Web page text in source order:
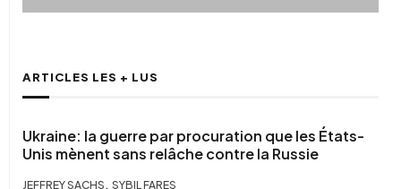
ARTICLES LES + LUS
Ukraine: la guerre par procuration que les États-
Unis mènent sans relâche contre la Russie
JEFFREY SACHS , SYBIL FARES